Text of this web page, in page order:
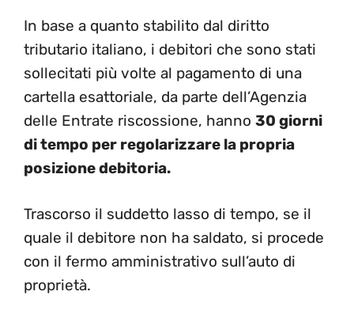
In base a quanto stabilito dal diritto
tributario italiano, i debitori che sono stati
sollecitati più volte al pagamento di una
cartella esattoriale, da parte dell’Agenzia
delle Entrate riscossione, hanno 30 giorni
di tempo per regolarizzare la propria
posizione debitoria.
Trascorso il suddetto lasso di tempo, se il
quale il debitore non ha saldato, si procede
con il fermo amministrativo sull’auto di
proprietà.